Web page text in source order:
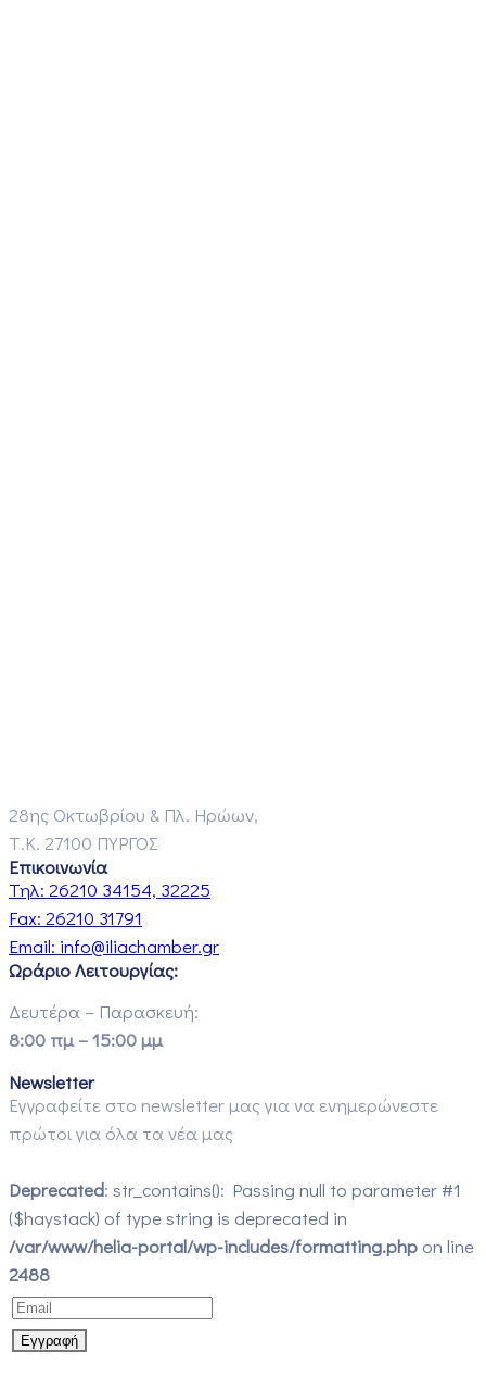
28ης Οκτωβρίου & Πλ. Ηρώων,
Τ.Κ. 27100 ΠΥΡΓΟΣ
Επικοινωνία
Τηλ: 26210 34154, 32225
Fax: 26210 31791
Email: info@iliachamber.gr
Ωράριο Λειτουργίας:
Δευτέρα – Παρασκευή:
8:00 πμ – 15:00 μμ
Newsletter
Εγγραφείτε στο newsletter μας για να ενημερώνεστε
πρώτοι για όλα τα νέα μας
Deprecated: str_contains(): Passing null to parameter #1
($haystack) of type string is deprecated in
/var/www/helia-portal/wp-includes/formatting.php on line
2488